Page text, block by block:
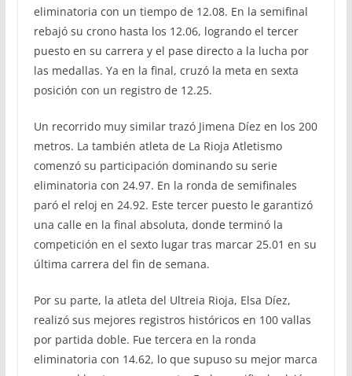
eliminatoria con un tiempo de 12.08. En la semifinal
rebajó su crono hasta los 12.06, logrando el tercer
puesto en su carrera y el pase directo a la lucha por
las medallas. Ya en la final, cruzó la meta en sexta
posición con un registro de 12.25.
Un recorrido muy similar trazó Jimena Díez en los 200
metros. La también atleta de La Rioja Atletismo
comenzó su participación dominando su serie
eliminatoria con 24.97. En la ronda de semifinales
paró el reloj en 24.92. Este tercer puesto le garantizó
una calle en la final absoluta, donde terminó la
competición en el sexto lugar tras marcar 25.01 en su
última carrera del fin de semana.
Por su parte, la atleta del Ultreia Rioja, Elsa Díez,
realizó sus mejores registros históricos en 100 vallas
por partida doble. Fue tercera en la ronda
eliminatoria con 14.62, lo que supuso su mejor marca